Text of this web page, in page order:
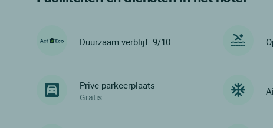
Duurzaam verblijf: 9/10
Prive parkeerplaats
Gratis